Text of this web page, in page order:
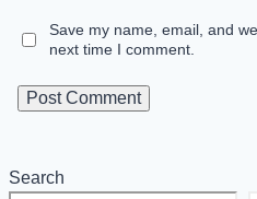
Save my name, email, and
next time I comment.
Search